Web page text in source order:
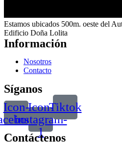
Estamos ubicados 500m. oeste del
Edificio Doña Lolita
Información
Nosotros
Contacto
Síganos
Icon-Icon-
instagram-
1
Tiktok
Contáctenos